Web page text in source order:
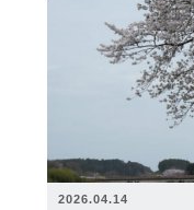
2026.04.14